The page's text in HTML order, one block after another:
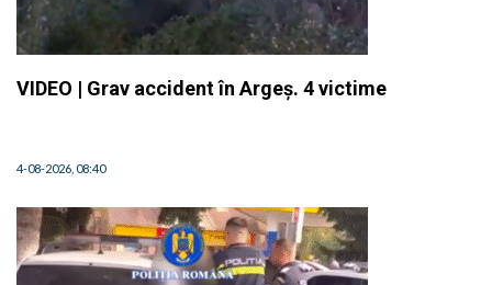
VIDEO | Grav accident în Argeș. 4 victime
4-08-2026, 08:40